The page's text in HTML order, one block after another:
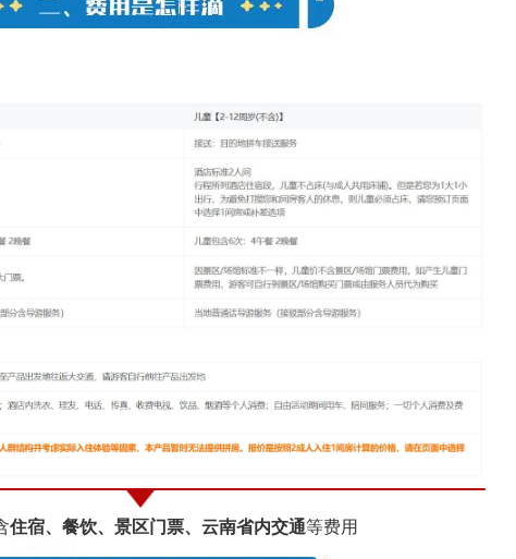
住宿、餐饮、景区门票、云南省内交通等费用